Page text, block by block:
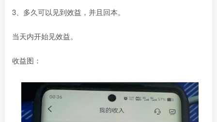
3、多久可以见到效益，并且回本。
当天内开始见效益。
收益图：